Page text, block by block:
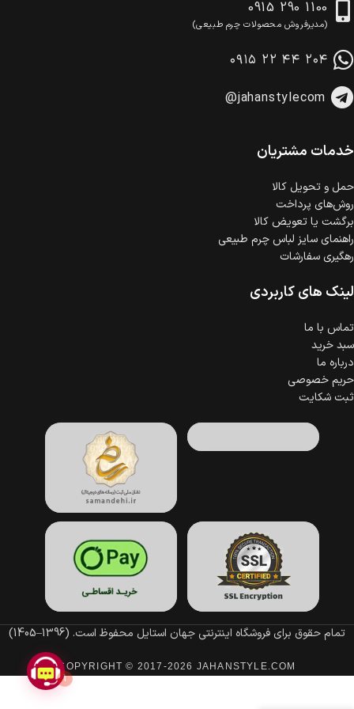
0915 290 1100
(مدیرفروش محصولات چرم طبیعی)
۰۹۱۵ ۲۲ ۴۴ ۲۰۴
@jahanstylecom
خدمات مشتریان
حمل‌ و تحویل کالا
روش‌های پرداخت
برگشت یا تعویض کالا
راهنمای سایز لباس چرم طبیعی
رهگیری سفارشات
لینک های کاربردی
تماس با ما
سبد خرید
درباره ما
حریم خصوصی
ثبت شکایت
تمام حقوق برای فروشگاه اینترنتی جهان استایل محفوظ است. (1396–1405)
COPYRIGHT © 2017-2026 JAHANSTYLE.COM